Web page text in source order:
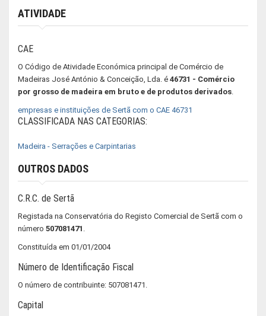
ATIVIDADE
CAE
O Código de Atividade Económica principal de Comércio de
Madeiras José António & Conceição, Lda. é 46731 - Comércio
por grosso de madeira em bruto e de produtos derivados.
empresas e instituições de Sertã com o CAE 46731
CLASSIFICADA NAS CATEGORIAS:
Madeira - Serrações e Carpintarias
OUTROS DADOS
C.R.C. de Sertã
Registada na Conservatória do Registo Comercial de Sertã com o
número 507081471 .
Constituída em 01/01/2004
Número de Identificação Fiscal
O número de contribuinte: 507081471.
Capital